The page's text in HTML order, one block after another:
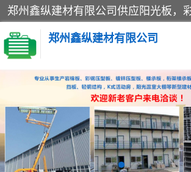
郑州鑫纵建材有限公司
高空瓦机租赁 ASA合
CZ型钢 FRP采光
PC多层板 PC耐力